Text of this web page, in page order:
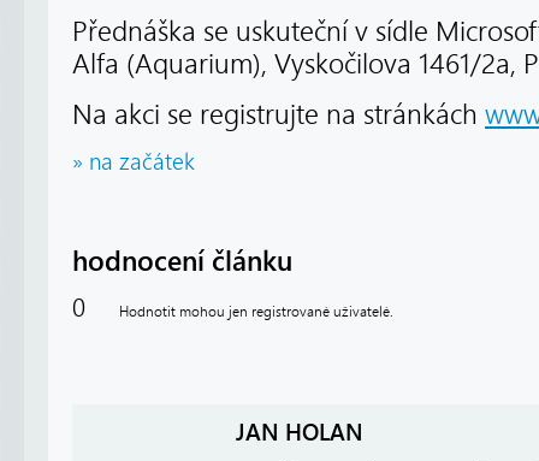
Přednáška se uskuteční v sídle
Alfa (Aquarium), Vyskočilova 1461/2a,
Na akci se registrujte na stránkách
» na začátek
hodnocení článku
0 Hodnotit mohou jen registrované uživatelé.
JAN HOLAN